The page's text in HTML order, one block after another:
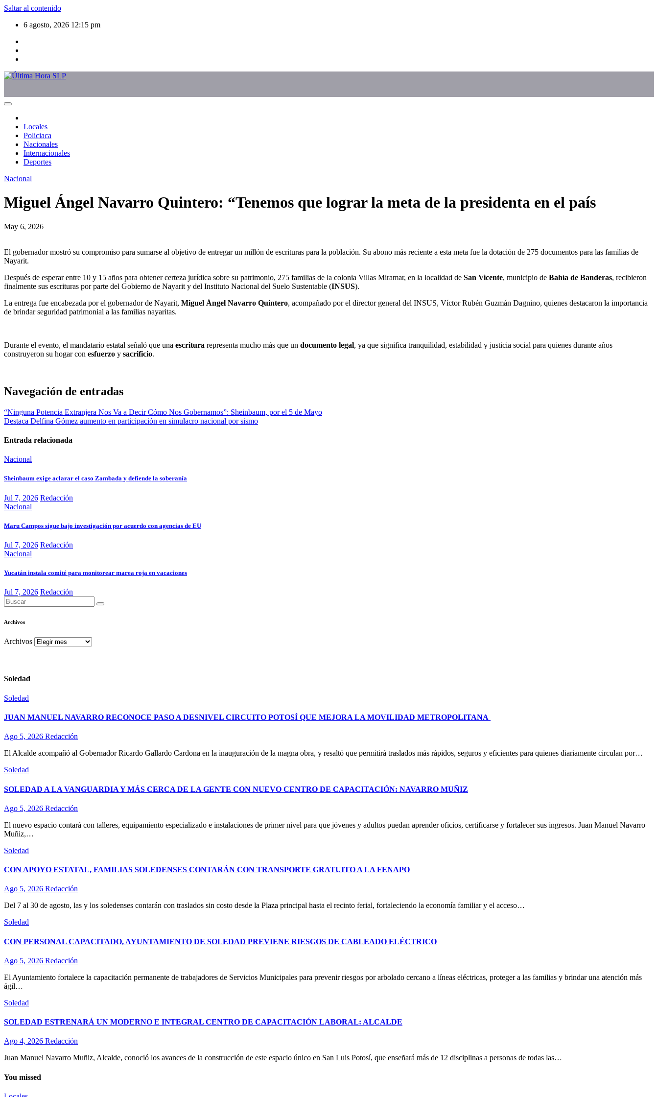
Saltar al contenido
6 agosto, 2026 12:15 pm
Locales
Policiaca
Nacionales
Internacionales
Deportes
Nacional
Miguel Ángel Navarro Quintero: “Tenemos que lograr la meta de la presidenta en el país
May 6, 2026
El gobernador mostró su compromiso para sumarse al objetivo de entregar un millón de escrituras para la población. Su abono más reciente a esta meta fue la dotación de 275 documentos para las familias de
Nayarit.
Después de esperar entre 10 y 15 años para obtener certeza jurídica sobre su patrimonio, 275 familias de la colonia Villas Miramar, en la localidad de San Vicente, municipio de Bahía de Banderas, recibieron
finalmente sus escrituras por parte del Gobierno de Nayarit y del Instituto Nacional del Suelo Sustentable (INSUS).
La entrega fue encabezada por el gobernador de Nayarit, Miguel Ángel Navarro Quintero, acompañado por el director general del INSUS, Víctor Rubén Guzmán Dagnino, quienes destacaron la importancia
de brindar seguridad patrimonial a las familias nayaritas.
Durante el evento, el mandatario estatal señaló que una escritura representa mucho más que un documento legal, ya que significa tranquilidad, estabilidad y justicia social para quienes durante años
construyeron su hogar con esfuerzo y sacrificio.
Navegación de entradas
“Ninguna Potencia Extranjera Nos Va a Decir Cómo Nos Gobernamos”: Sheinbaum, por el 5 de Mayo
Destaca Delfina Gómez aumento en participación en simulacro nacional por sismo
Entrada relacionada
Nacional
Sheinbaum exige aclarar el caso Zambada y defiende la soberanía
Jul 7, 2026 Redacción
Nacional
Maru Campos sigue bajo investigación por acuerdo con agencias de EU
Jul 7, 2026 Redacción
Nacional
Yucatán instala comité para monitorear marea roja en vacaciones
Jul 7, 2026 Redacción
Archivos
Archivos
Soledad
Soledad
JUAN MANUEL NAVARRO RECONOCE PASO A DESNIVEL CIRCUITO POTOSÍ QUE MEJORA LA MOVILIDAD METROPOLITANA
Ago 5, 2026 Redacción
El Alcalde acompañó al Gobernador Ricardo Gallardo Cardona en la inauguración de la magna obra, y resaltó que permitirá traslados más rápidos, seguros y eficientes para quienes diariamente circulan por…
Soledad
SOLEDAD A LA VANGUARDIA Y MÁS CERCA DE LA GENTE CON NUEVO CENTRO DE CAPACITACIÓN: NAVARRO MUÑIZ
Ago 5, 2026 Redacción
El nuevo espacio contará con talleres, equipamiento especializado e instalaciones de primer nivel para que jóvenes y adultos puedan aprender oficios, certificarse y fortalecer sus ingresos. Juan Manuel Navarro
Muñiz,…
Soledad
CON APOYO ESTATAL, FAMILIAS SOLEDENSES CONTARÁN CON TRANSPORTE GRATUITO A LA FENAPO
Ago 5, 2026 Redacción
Del 7 al 30 de agosto, las y los soledenses contarán con traslados sin costo desde la Plaza principal hasta el recinto ferial, fortaleciendo la economía familiar y el acceso…
Soledad
CON PERSONAL CAPACITADO, AYUNTAMIENTO DE SOLEDAD PREVIENE RIESGOS DE CABLEADO ELÉCTRICO
Ago 5, 2026 Redacción
El Ayuntamiento fortalece la capacitación permanente de trabajadores de Servicios Municipales para prevenir riesgos por arbolado cercano a líneas eléctricas, proteger a las familias y brindar una atención más
ágil…
Soledad
SOLEDAD ESTRENARÁ UN MODERNO E INTEGRAL CENTRO DE CAPACITACIÓN LABORAL: ALCALDE
Ago 4, 2026 Redacción
Juan Manuel Navarro Muñiz, Alcalde, conoció los avances de la construcción de este espacio único en San Luis Potosí, que enseñará más de 12 disciplinas a personas de todas las…
You missed